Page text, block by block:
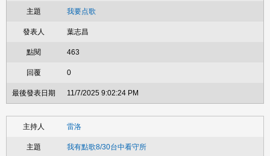
我要点歌
葉志昌
463
0
11/7/2025 9:02:24 PM
雷洛
我有點歌8/30台中看守所